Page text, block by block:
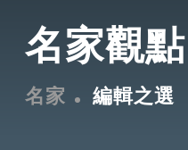
名家觀點
名家 編輯之選